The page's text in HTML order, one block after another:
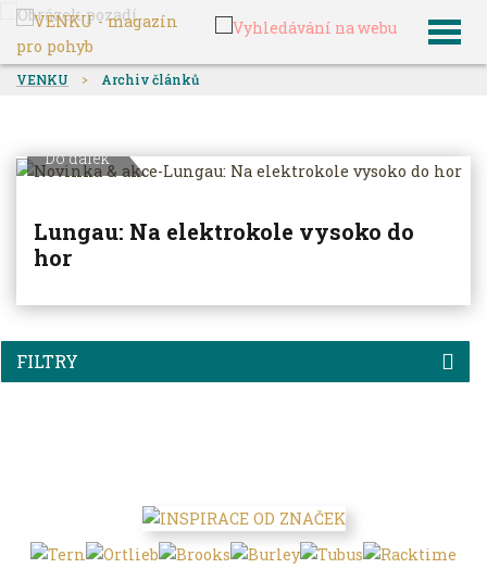
VENKU Archiv článků
FILTRY
Do dálek
Lungau: Na elektrokole vysoko do
hor